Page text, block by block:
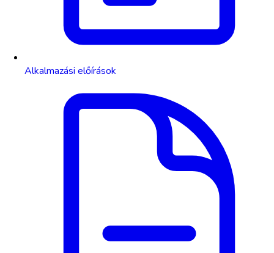
Alkalmazási előírások